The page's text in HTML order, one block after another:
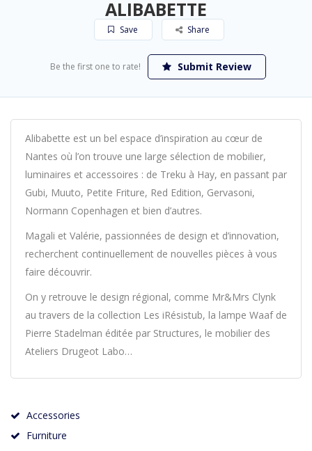
ALIBABETTE
Save Share
Be the first one to rate! Submit Review
Alibabette est un bel espace d’inspiration au cœur de
Nantes où l’on trouve une large sélection de mobilier,
luminaires et accessoires : de Treku à Hay, en passant par
Gubi, Muuto, Petite Friture, Red Edition, Gervasoni,
Normann Copenhagen et bien d’autres.
Magali et Valérie, passionnées de design et d’innovation,
recherchent continuellement de nouvelles pièces à vous
faire découvrir.
On y retrouve le design régional, comme Mr&Mrs Clynk
au travers de la collection Les iRésistub, la lampe Waaf de
Pierre Stadelman éditée par Structures, le mobilier des
Ateliers Drugeot Labo…
Accessories
Furniture